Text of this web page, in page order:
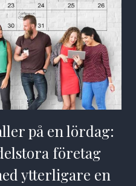
på en lördag:
företag
ytterligare en